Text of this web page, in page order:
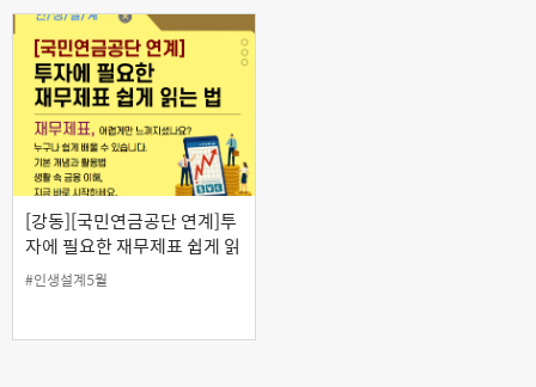
[강동][국민연금공단 연계]투
자에 필요한 재무제표 쉽게 읽
는 법
#인생설계5월